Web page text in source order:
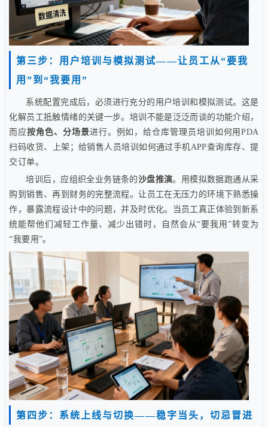
第三步：用户培训与模拟测试——让员工从“要我
用”到“我要用”
系统配置完成后，必须进行充分的用户培训和模拟测试。这是
化解员工抵触情绪的关键一步。培训不能是泛泛而谈的功能介绍，
而应按角色、分场景进行。例如，给仓库管理员培训如何用PDA
扫码收货、上架；给销售人员培训如何通过手机APP查询库存、提
交订单。
培训后，应组织全业务链条的沙盘推演。用模拟数据跑通从采
购到销售、再到财务的完整流程。让员工在无压力的环境下熟悉操
作，暴露流程设计中的问题，并及时优化。当员工真正体验到新系
统能帮他们减轻工作量、减少出错时，自然会从“要我用”转变为
“我要用”。
第四步：系统上线与切换——稳字当头，切忌冒进